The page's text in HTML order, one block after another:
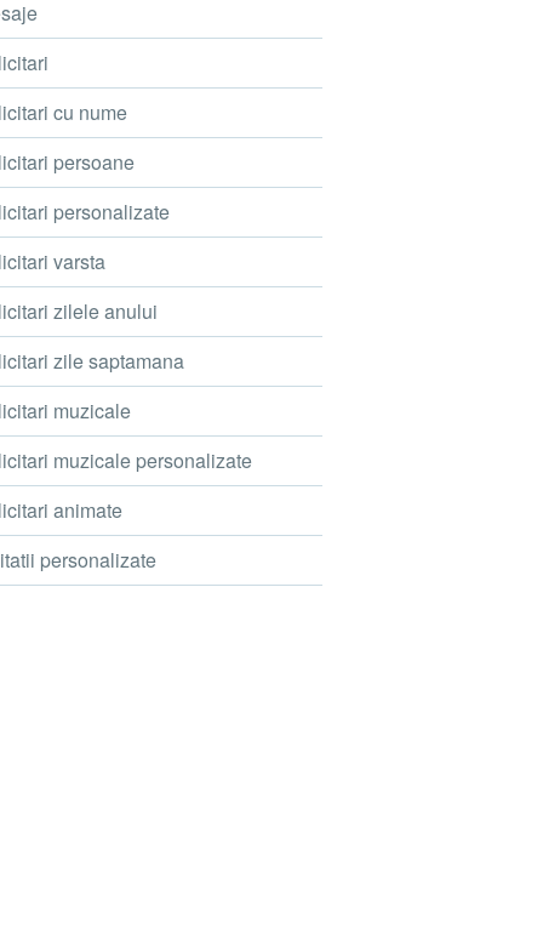
cu nume
persoane
personalizate
varsta
zilele anului
zile saptamana
muzicale
muzicale personalizate
animate
personalizate